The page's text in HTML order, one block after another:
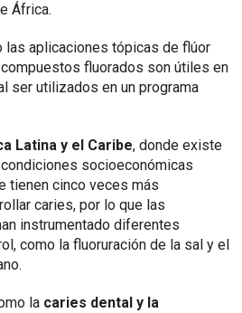
África.
las aplicaciones tópicas de flúor
fluorados son útiles en
ser utilizados en un programa
Latina y el Caribe, donde existe
socioeconómicas
tienen cinco veces más
caries, por lo que las
instrumentado diferentes
como la fluoruración de la sal y el
la caries dental y la